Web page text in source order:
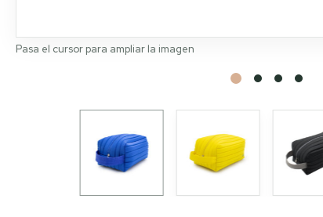
Pasa el cursor para ampliar la imagen